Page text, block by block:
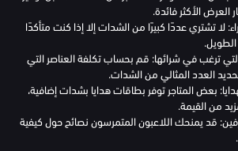
العرض الأكثر فائدة.
لا تشتري عددًا كبيرًا من الشدات إلا إذا كنت متأكدًا
ترغب في شرائها: قم بحساب تكلفة العناصر التي
العدد المثالي من الشدات.
بعض المتاجر توفر بطاقات هدايا بشدات إضافية،
من القيمة.
قد يمنحك اللاعبون المتمرسون نصائح حول كيفية